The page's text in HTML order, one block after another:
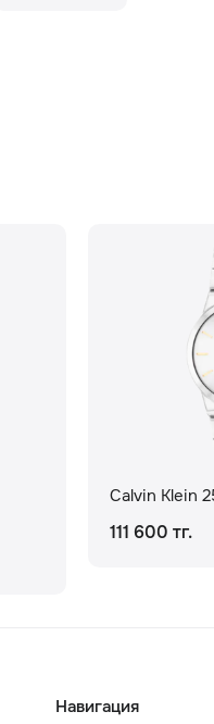
Calvin Klein
111 600 тг.
Навигация